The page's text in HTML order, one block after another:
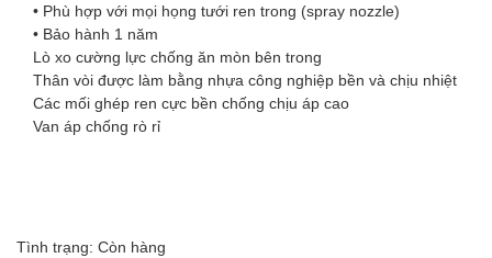
• Phù hợp với mọi họng tưới ren trong (spray nozzle)
• Bảo hành 1 năm
Lò xo cường lực chống ăn mòn bên trong
Thân vòi được làm bằng nhựa công nghiệp bền và chịu nhiệt
Các mối ghép ren cực bền chống chịu áp cao
Van áp chống rò rỉ
Tình trạng: Còn hàng